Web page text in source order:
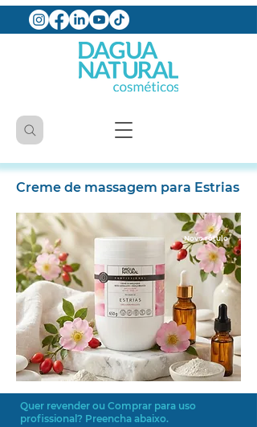
Creme de massagem para Estrias
Novo rótulo
Quer revender ou Comprar para uso
profissional? Preencha abaixo.